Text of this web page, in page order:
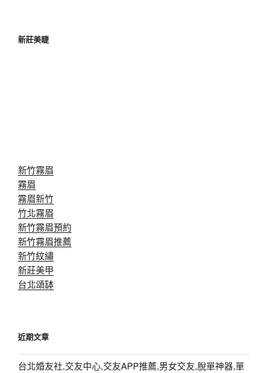
新莊美睫
新竹霧眉
霧眉
霧眉新竹
竹北霧眉
新竹霧眉預約
新竹霧眉推薦
新竹紋繡
新莊美甲
台北頌缽
近期文章
台北婚友社,交友中心,交友APP推薦,男女交友,脫單神器,單